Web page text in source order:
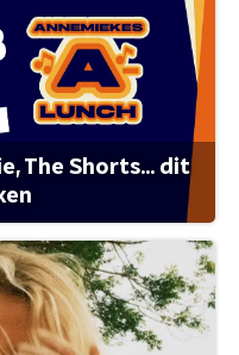
The Shorts... dit